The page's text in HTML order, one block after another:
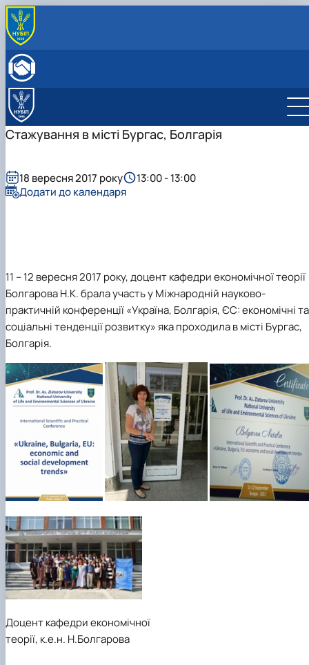
Навчально-наукова лабораторія
програми та ЕНК
Аспіранти кафедри
МІЖНАРОДНА ДІЯЛЬНІСТЬ
СТУДЕНТСЬКИЙ ГУРТОК
МІЖНАРОДНІ НАУКОВО-ПРАКТИЧНІ КОНФЕРЕНЦІЇ
Стажування в місті Бургас, Болгарія
11 – 12 вересня 2017 року, доцент кафедри економічної теорії
Болгарова Н.К. брала участь у Міжнародній науково-
практичній конференції «Україна, Болгарія, ЄС: економічні та
соціальні тенденції розвитку» яка проходила в місті Бургас,
Болгарія.
Доцент кафедри економічної
теорії, к.е.н. Н.Болгарова
18 вересня 2017 року
13:00 - 13:00
Додати до календаря